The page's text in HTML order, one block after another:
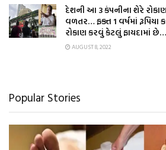
દેશની આ 3 કંપનીના શેરે
વળતર… ફક્ત 1 વર્ષમાં રૂપિયા
રોકાણ કરવું કેટલું ફાયદામાં છે…
AUGUST 8, 2022
Popular Stories